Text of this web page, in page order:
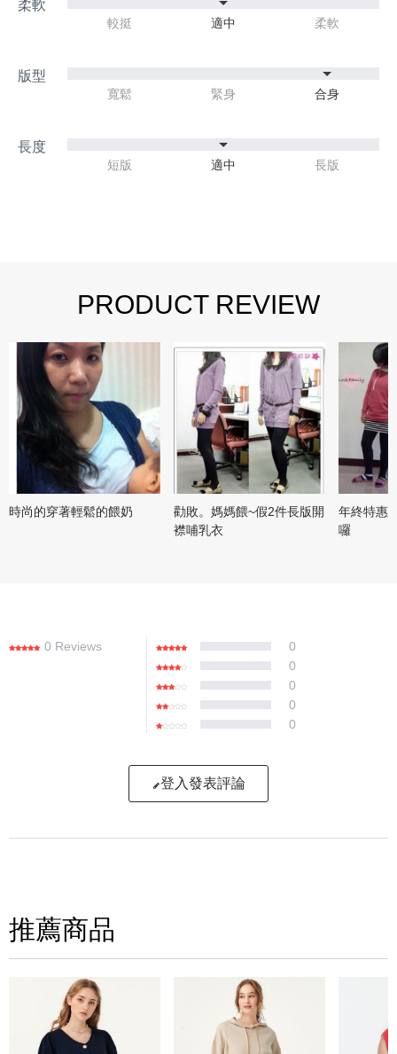
較挺 適中 柔軟
寬鬆 緊身 合身
短版 適中 長版
PRODUCT REVIEW
時尚的穿著輕鬆的餵奶
勸敗。媽媽餵~假2件長版開
襟哺乳衣
年終特惠
囉
0 Reviews
0
0
0
0
0
登入發表評論
推薦商品